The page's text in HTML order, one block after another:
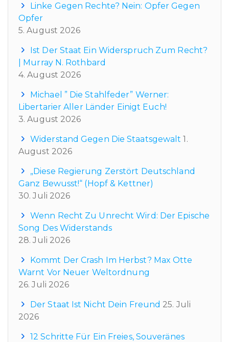
Linke Gegen Rechte? Nein: Opfer Gegen
Opfer
5. August 2026
Ist Der Staat Ein Widerspruch Zum Recht?
| Murray N. Rothbard
4. August 2026
Michael ” Die Stahlfeder” Werner:
Libertarier Aller Länder Einigt Euch!
3. August 2026
Widerstand Gegen Die Staatsgewalt 1.
August 2026
„Diese Regierung Zerstört Deutschland
Ganz Bewusst!“ (Hopf & Kettner)
30. Juli 2026
Wenn Recht Zu Unrecht Wird: Der Epische
Song Des Widerstands
28. Juli 2026
Kommt Der Crash Im Herbst? Max Otte
Warnt Vor Neuer Weltordnung
26. Juli 2026
Der Staat Ist Nicht Dein Freund 25. Juli
2026
12 Schritte Für Ein Freies, Souveränes